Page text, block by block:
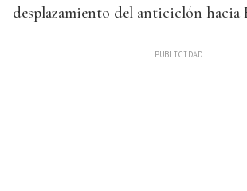
desplazamiento del anticiclón hacia